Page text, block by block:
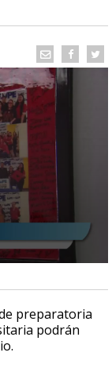
preparatoria
podrán